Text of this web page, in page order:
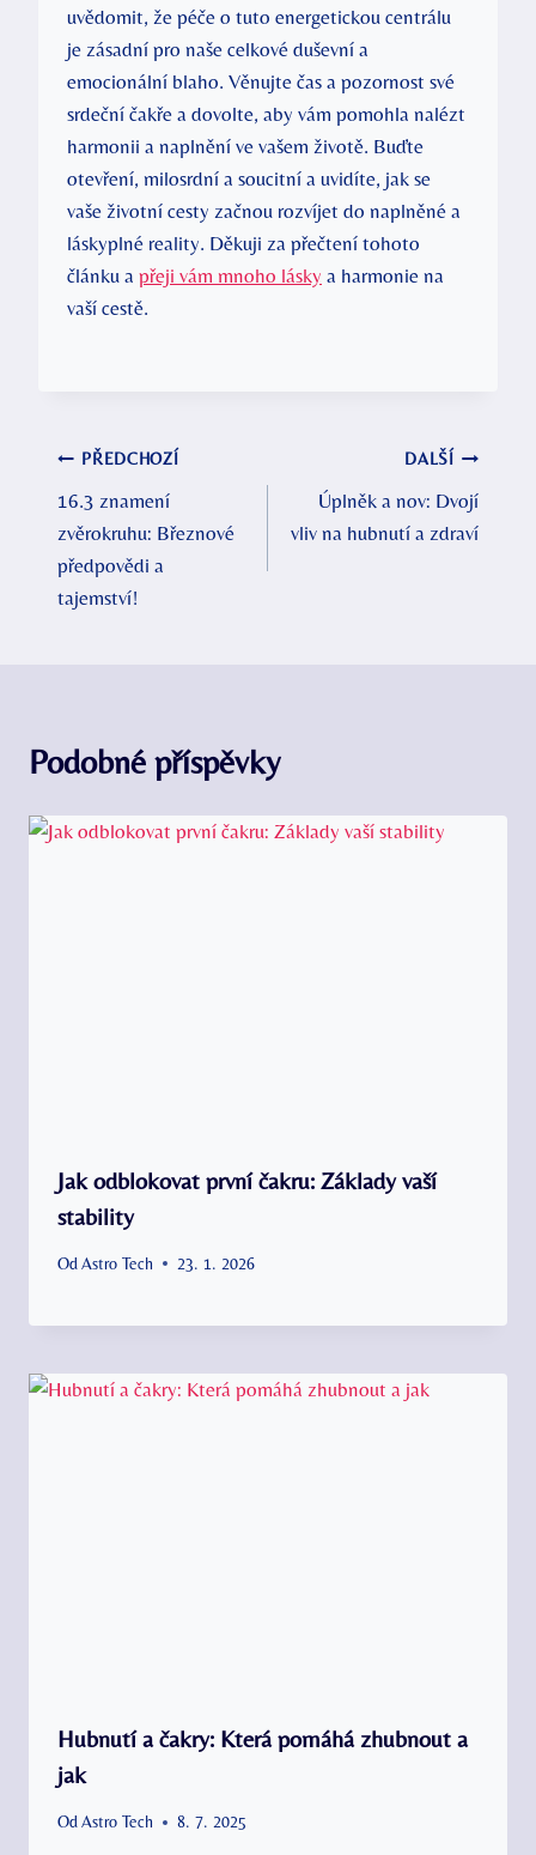
uvědomit, že péče o tuto energetickou centrálu
je zásadní pro naše celkové duševní a
emocionální blaho. Věnujte čas a pozornost své
srdeční čakře a dovolte, aby vám pomohla nalézt
harmonii a naplnění ve vašem životě. Buďte
otevření, milosrdní a soucitní a uvidíte, jak se
vaše životní cesty začnou rozvíjet do naplněné a
láskyplné reality. Děkuji za přečtení tohoto
článku a přeji vám mnoho lásky a harmonie na
vaší cestě.
Navigace
pro
příspěvek
PŘEDCHOZÍ
16.3 znamení
zvěrokruhu: Březnové
předpovědi a
tajemství!
DALŠÍ
Úplněk a nov: Dvojí
vliv na hubnutí a zdraví
Podobné příspěvky
Jak odblokovat první čakru: Základy vaší
stability
Od Astro Tech 23. 1. 2026
Hubnutí a čakry: Která pomáhá zhubnout a
jak
Od Astro Tech 8. 7. 2025